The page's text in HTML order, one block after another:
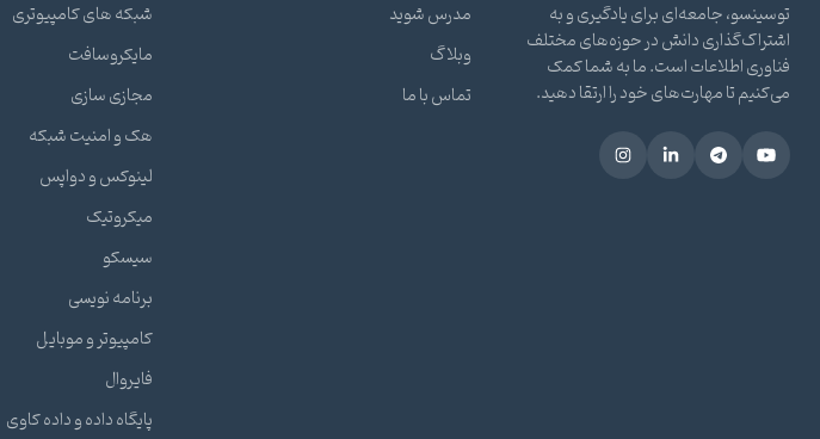
توسینسو، جامعه‌ای برای یادگیری و به
اشتراک‌گذاری دانش در حوزه‌های مختلف
فناوری اطلاعات است. ما به شما کمک
می‌کنیم تا مهارت‌های خود را ارتقا دهید.
مدرس شوید
وبلاگ
تماس با ما
شبکه های کامپیوتری
مایکروسافت
مجازی سازی
هک و امنیت شبکه
لینوکس و دواپس
میکروتیک
سیسکو
برنامه نویسی
کامپیوتر و موبایل
فایروال
پایگاه داده و داده کاوی